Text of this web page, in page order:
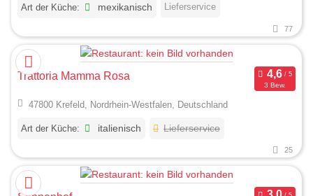
Art der Küche: mexikanisch Lieferservice
77
Trattoria Mamma Rosa
3 Bew.
47800 Krefeld, Nordrhein-Westfalen, Deutschland
Art der Küche: italienisch Lieferservice
25